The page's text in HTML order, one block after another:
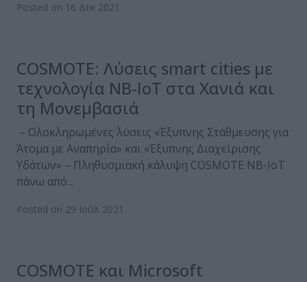
Posted on 16 Δεκ 2021
COSMOTE: Λύσεις smart cities με
τεχνολογία ΝΒ-ΙοΤ στα Χανιά και
τη Μονεμβασιά
– Ολοκληρωμένες λύσεις «Έξυπνης Στάθμευσης για
Άτομα με Αναπηρία» και «Έξυπνης Διαχείρισης
Υδάτων» – Πληθυσμιακή κάλυψη COSMOTE NB-IoT
πάνω από…
Posted on 29 Ιούλ 2021
COSMOTE και Microsoft